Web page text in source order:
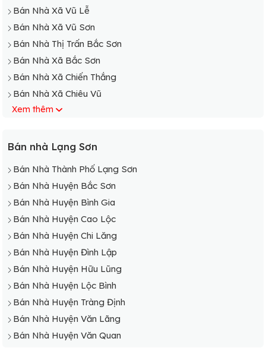
Bán Nhà Xã Vũ Lễ
Bán Nhà Xã Vũ Sơn
Bán Nhà Thị Trấn Bắc Sơn
Bán Nhà Xã Bắc Sơn
Bán Nhà Xã Chiến Thắng
Bán Nhà Xã Chiêu Vũ
Bán Nhà Xã Đồng Ý
Bán Nhà Xã Hữu Vĩnh
Xem thêm
Bán nhà Lạng Sơn
Bán Nhà Thành Phố Lạng Sơn
Bán Nhà Huyện Bắc Sơn
Bán Nhà Huyện Bình Gia
Bán Nhà Huyện Cao Lộc
Bán Nhà Huyện Chi Lăng
Bán Nhà Huyện Đình Lập
Bán Nhà Huyện Hữu Lũng
Bán Nhà Huyện Lộc Bình
Bán Nhà Huyện Tràng Định
Bán Nhà Huyện Văn Lãng
Bán Nhà Huyện Văn Quan